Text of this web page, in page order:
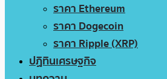
ราคา Ethereum
ราคา Dogecoin
ราคา Ripple (XRP)
ปฏิทินเศรษฐกิจ